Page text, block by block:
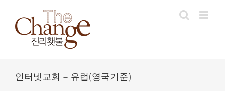
content
인터넷교회 – 유럽(영국기준)